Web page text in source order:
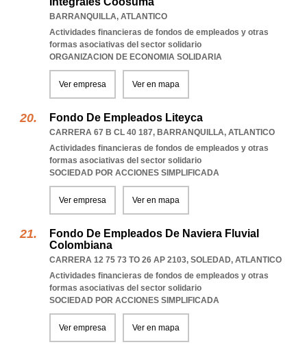
BARRANQUILLA, ATLANTICO
Actividades financieras de fondos de empleados y otras
formas asociativas del sector solidario
ORGANIZACION DE ECONOMIA SOLIDARIA
Ver empresa Ver en mapa
Fondo De Empleados Liteyca
CARRERA 67 B CL 40 187, BARRANQUILLA, ATLANTICO
Actividades financieras de fondos de empleados y otras
formas asociativas del sector solidario
SOCIEDAD POR ACCIONES SIMPLIFICADA
Ver empresa Ver en mapa
Fondo De Empleados De Naviera Fluvial
Colombiana
CARRERA 12 75 73 TO 26 AP 2103, SOLEDAD, ATLANTICO
Actividades financieras de fondos de empleados y otras
formas asociativas del sector solidario
SOCIEDAD POR ACCIONES SIMPLIFICADA
Ver empresa Ver en mapa